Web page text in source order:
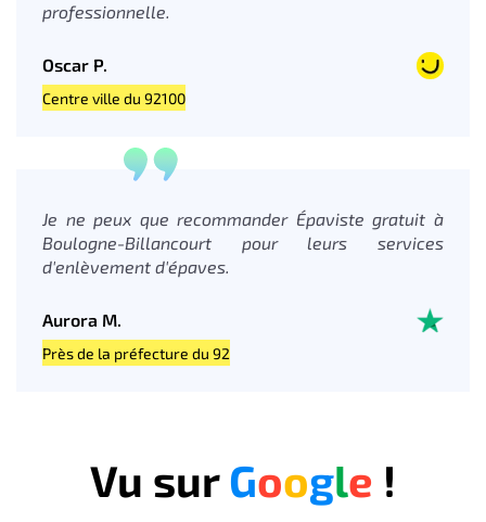
professionnelle.
Oscar P.
Centre ville du 92100
Je ne peux que recommander Épaviste gratuit à
Boulogne-Billancourt pour leurs services
d'enlèvement d'épaves.
Aurora M.
Près de la préfecture du 92
Vu surGoogle !